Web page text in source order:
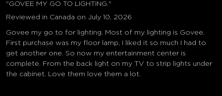
"GOVEE MY GO TO LIGHTING."
Reviewed in Canada on July 10, 2026
Govee my go to for lighting. Most of my lighting is Govee.
First purchase was my floor lamp, I liked it so much I had to
get another one. So now my entertainment center is
complete. From the back light on my TV to strip lights under
the cabinet. Love them love them a lot.